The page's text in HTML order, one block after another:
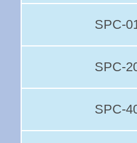
SPC-
SPC-
SPC-